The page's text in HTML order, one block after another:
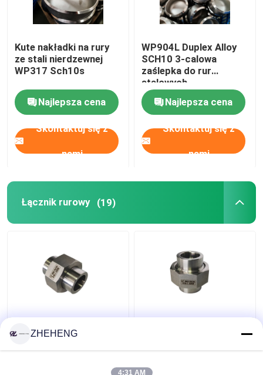
Kute nakładki na rury
ze stali nierdzewnej
WP317 Sch10s
Najlepsza cena
Skontaktuj się z
nami
WP904L Duplex Alloy
SCH10 3-calowa
zaślepka do rur
stalowych
Najlepsza cena
Skontaktuj się z
nami
Łącznik rurowy (19)
ASTM A182 6000LB
ZHEHENG
4:31 AM